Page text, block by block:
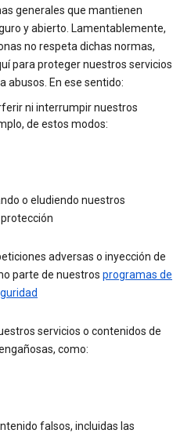
generales que mantienen
y abierto. Lamentablemente,
no respeta dichas normas,
para proteger nuestros servicios
abusos. En ese sentido:
ni interrumpir nuestros
de estos modos:
o eludiendo nuestros
adversas o inyección de
parte de nuestros programas de
servicios o contenidos de
como:
falsos, incluidas las